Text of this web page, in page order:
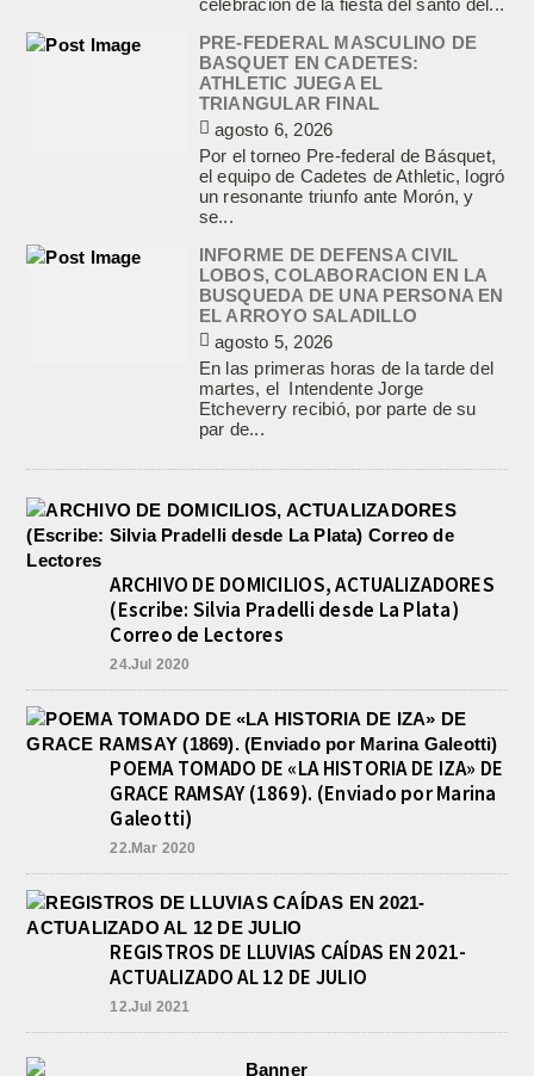
celebración de la fiesta del santo del...
PRE-FEDERAL MASCULINO DE
BASQUET EN CADETES:
ATHLETIC JUEGA EL
TRIANGULAR FINAL
agosto 6, 2026
Por el torneo Pre-federal de Básquet,
el equipo de Cadetes de Athletic, logró
un resonante triunfo ante Morón, y
se...
INFORME DE DEFENSA CIVIL
LOBOS, COLABORACION EN LA
BUSQUEDA DE UNA PERSONA EN
EL ARROYO SALADILLO
agosto 5, 2026
En las primeras horas de la tarde del
martes, el Intendente Jorge
Etcheverry recibió, por parte de su
par de...
ARCHIVO DE DOMICILIOS, ACTUALIZADORES
(Escribe: Silvia Pradelli desde La Plata)
Correo de Lectores
24.Jul 2020
POEMA TOMADO DE «LA HISTORIA DE IZA» DE
GRACE RAMSAY (1869). (Enviado por Marina
Galeotti)
22.Mar 2020
REGISTROS DE LLUVIAS CAÍDAS EN 2021-
ACTUALIZADO AL 12 DE JULIO
12.Jul 2021